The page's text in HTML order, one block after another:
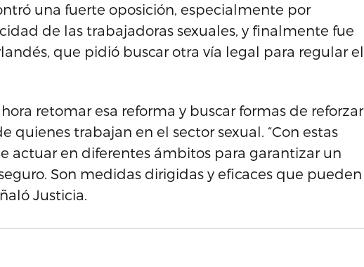
una fuerte oposición, especialmente por
de las trabajadoras sexuales, y finalmente fue
que pidió buscar otra vía legal para regular el
retomar esa reforma y buscar formas de reforzar
quienes trabajan en el sector sexual. “Con estas
actuar en diferentes ámbitos para garantizar un
Son medidas dirigidas y eficaces que pueden
Justicia.